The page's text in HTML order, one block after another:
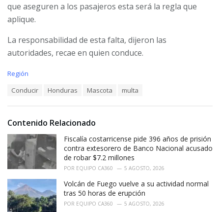
que aseguren a los pasajeros esta será la regla que
aplique.
La responsabilidad de esta falta, dijeron las
autoridades, recae en quien conduce.
C
r
i
e
s
:
Región
:
Conducir Honduras Mascota multa
Contenido Relacionado
Fiscalía costarricense pide 396 años de prisión
contra extesorero de Banco Nacional acusado
de robar $7.2 millones
POR EQUIPO CA360 5 AGOSTO, 2026
Volcán de Fuego vuelve a su actividad normal
tras 50 horas de erupción
POR EQUIPO CA360 5 AGOSTO, 2026